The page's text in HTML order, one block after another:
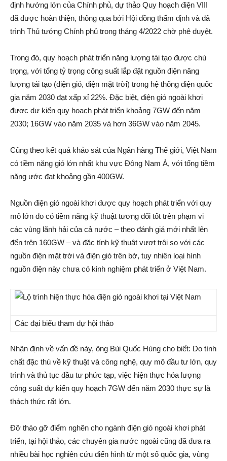
định hướng lớn của Chính phủ, dự thảo Quy hoạch điện VIII
đã được hoàn thiện, thông qua bởi Hội đồng thẩm định và đã
trình Thủ tướng Chính phủ trong tháng 4/2022 chờ phê duyệt.
Trong đó, quy hoạch phát triển năng lượng tái tạo được chú
trọng, với tổng tỷ trọng công suất lắp đặt nguồn điện năng
lượng tái tạo (điện gió, điện mặt trời) trong hệ thống điện quốc
gia năm 2030 đạt xấp xỉ 22%. Đặc biệt, điện gió ngoài khơi
được dự kiến quy hoạch phát triển khoảng 7GW đến năm
2030; 16GW vào năm 2035 và hơn 36GW vào năm 2045.
Cũng theo kết quả khảo sát của Ngân hàng Thế giới, Việt Nam
có tiềm năng gió lớn nhất khu vực Đông Nam Á, với tổng tiềm
năng ước đạt khoảng gần 400GW.
Nguồn điện gió ngoài khơi được quy hoạch phát triển với quy
mô lớn do có tiềm năng kỹ thuật tương đối tốt trên phạm vi
các vùng lãnh hải của cả nước – theo đánh giá mới nhất lên
đến trên 160GW – và đặc tính kỹ thuật vượt trội so với các
nguồn điện mặt trời và điện gió trên bờ, tuy nhiên loại hình
nguồn điện này chưa có kinh nghiệm phát triển ở Việt Nam.
Các đại biểu tham dự hội thảo
Nhận định về vấn đề này, ông Bùi Quốc Hùng cho biết: Do tính
chất đặc thù về kỹ thuật và công nghệ, quy mô đầu tư lớn, quy
trình và thủ tục đầu tư phức tạp, việc hiện thực hóa lượng
công suất dự kiến quy hoạch 7GW đến năm 2030 thực sự là
thách thức rất lớn.
Đỡ tháo gỡ điểm nghẽn cho ngành điện gió ngoài khơi phát
triển, tại hội thảo, các chuyên gia nước ngoài cũng đã đưa ra
nhiều bài học nghiên cứu điển hình từ một số quốc gia, vùng